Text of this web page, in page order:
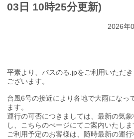
03日 10時25分更新)
2026年
平素より、バスのる.jpをご利用いただ
ございます。
台風6号の接近により各地で大雨になっ
ます。
運行の可否につきましては、最新の気
し、こちらのぺージにてご案内いたしま
ご利用予定のお客様は、随時最新の運行